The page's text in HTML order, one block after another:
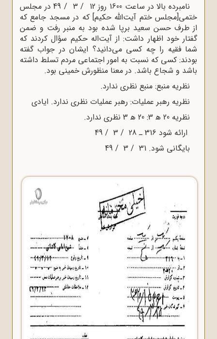
نامبرده بالا در ساعت 1600 روز 12 / 3 / 49 در مجلس
ختمی[مجلس ختم آیت‌الله حکیم] که در مسجد جامع که
از طرف حسن سعید برپا شده بود به منبر رفت و ضمن
گفتار خود اظهار داشت: از آیت‌اله حکیم سؤال کردند که
شما فقیه را چه کسی می‌دانید؟ ایشان در جواب گفته
بودند: کسی که نسبت به امور اجتماعی مردم تسلط داشته
باشد و شجاع باشد. در معنا منظورش خمینی بود.
نظریه منبع: منبع نظری ندارد.
نظریه رهبر عملیات: رهبر عملیات نظری ندارد. ایادی
نظریه 20 ﻫ 3: 20 ﻫ 3 نظری ندارد.
ارائه شود 316 ـ 28 / 3 / 49
بایگانی شود. 31 / 3 / 49